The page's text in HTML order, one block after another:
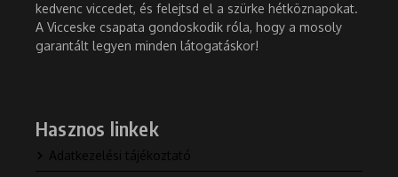
kedvenc viccedet, és felejtsd el a szürke hétköznapokat.
A Vicceske csapata gondoskodik róla, hogy a mosoly
garantált legyen minden látogatáskor!
Hasznos linkek
Adatkezelési tájékoztató